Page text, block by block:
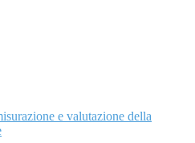
e valutazione della